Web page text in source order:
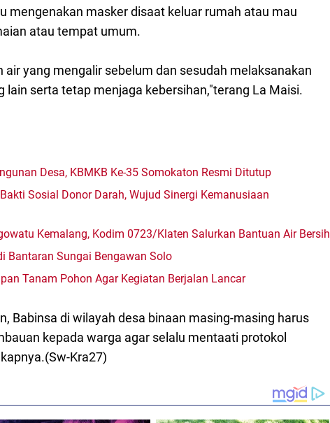
mengenakan masker disaat keluar rumah atau mau
atau tempat umum.
yang mengalir sebelum dan sesudah melaksanakan
lain serta tetap menjaga kebersihan,"terang La Maisi.
Desa, KBMKB Ke-35 Somokaton Resmi Ditutup
Sosial Donor Darah, Wujud Sinergi Kemanusiaan
Kemalang, Kodim 0723/Klaten Salurkan Bantuan Air Bersih
Bantaran Sungai Bengawan Solo
Tanam Pohon Agar Kegiatan Berjalan Lancar
Babinsa di wilayah desa binaan masing-masing harus
kepada warga agar selalu mentaati protokol
Kra27)